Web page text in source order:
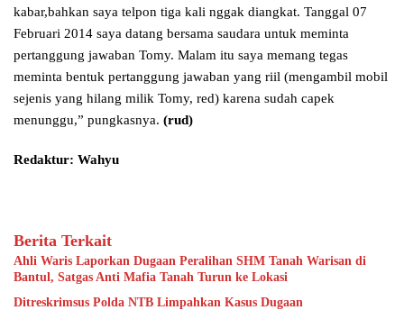
kabar,bahkan saya telpon tiga kali nggak diangkat. Tanggal 07
Februari 2014 saya datang bersama saudara untuk meminta
pertanggung jawaban Tomy. Malam itu saya memang tegas
meminta bentuk pertanggung jawaban yang riil (mengambil mobil
sejenis yang hilang milik Tomy, red) karena sudah capek
menunggu,” pungkasnya. (rud)
Redaktur: Wahyu
Berita Terkait
Ahli Waris Laporkan Dugaan Peralihan SHM Tanah Warisan di
Bantul, Satgas Anti Mafia Tanah Turun ke Lokasi
Ditreskrimsus Polda NTB Limpahkan Kasus Dugaan